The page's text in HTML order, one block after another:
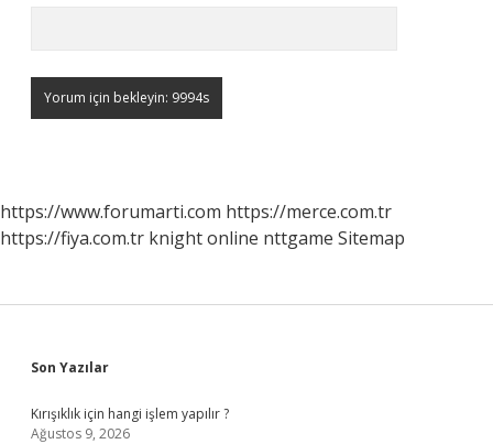
https://www.forumarti.com https://merce.com.tr
https://fiya.com.tr knight online nttgame Sitemap
Sidebar
Son Yazılar
Kırışıklık için hangi işlem yapılır ?
Ağustos 9, 2026